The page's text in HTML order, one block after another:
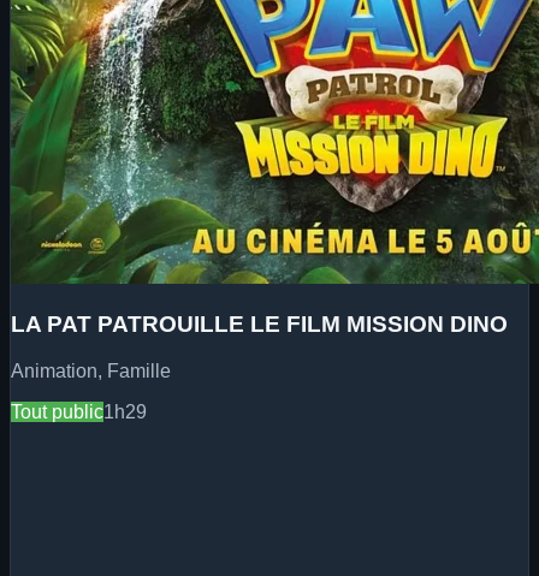
LA PAT PATROUILLE LE FILM MISSION DINO
Animation, Famille
Tout public1h29